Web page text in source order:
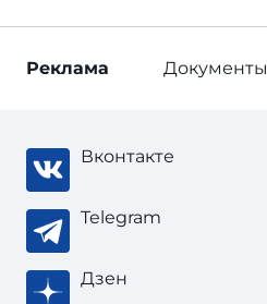
Реклама Документы
Вконтакте
Telegram
Дзен